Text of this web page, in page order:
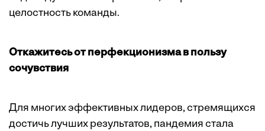
целостность команды.
Откажитесь от перфекционизма в пользу
сочувствия
Для многих эффективных лидеров, стремящихся
достичь лучших результатов, пандемия стала